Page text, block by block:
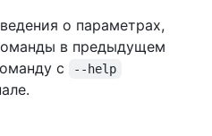
о параметрах,
в предыдущем
с
--help